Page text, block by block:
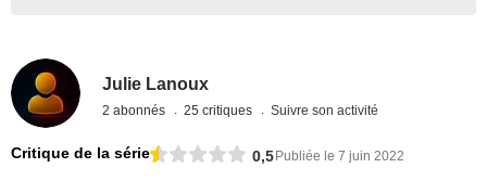
Julie Lanoux
2 abonnés 25 critiques Suivre son activité
Critique de la série 0,5Publiée le 7 juin 2022